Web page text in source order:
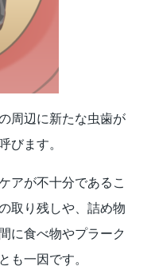
周辺に新たな虫歯が
びます。
アが不十分であるこ
取り残しや、詰め物
に食べ物やプラーク
も一因です。